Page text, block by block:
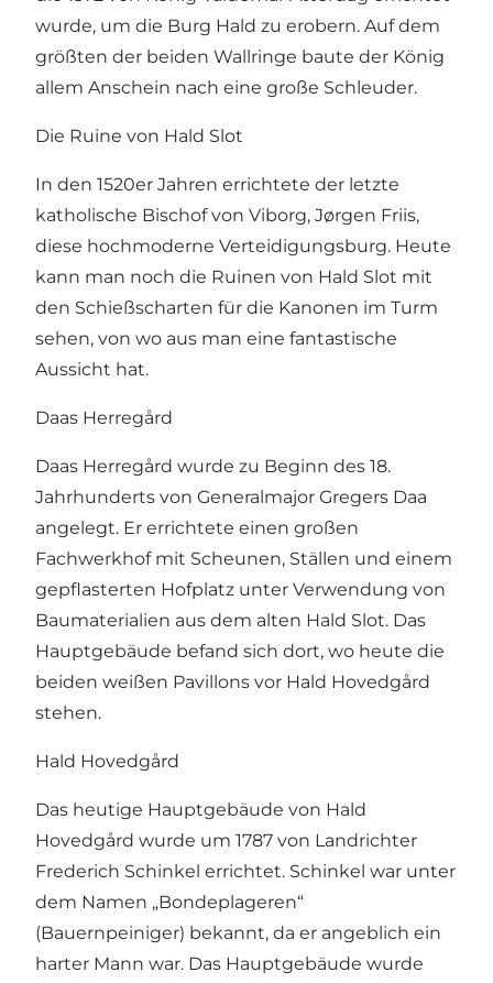
wurde, um die Burg Hald zu erobern. Auf dem
größten der beiden Wallringe baute der König
allem Anschein nach eine große Schleuder.
Die Ruine von Hald Slot
In den 1520er Jahren errichtete der letzte
katholische Bischof von Viborg, Jørgen Friis,
diese hochmoderne Verteidigungsburg. Heute
kann man noch die Ruinen von Hald Slot mit
den Schießscharten für die Kanonen im Turm
sehen, von wo aus man eine fantastische
Aussicht hat.
Daas Herregård
Daas Herregård wurde zu Beginn des 18.
Jahrhunderts von Generalmajor Gregers Daa
angelegt. Er errichtete einen großen
Fachwerkhof mit Scheunen, Ställen und einem
gepflasterten Hofplatz unter Verwendung von
Baumaterialien aus dem alten Hald Slot. Das
Hauptgebäude befand sich dort, wo heute die
beiden weißen Pavillons vor Hald Hovedgård
stehen.
Hald Hovedgård
Das heutige Hauptgebäude von Hald
Hovedgård wurde um 1787 von Landrichter
Frederich Schinkel errichtet. Schinkel war unter
dem Namen „Bondeplageren“
(Bauernpeiniger) bekannt, da er angeblich ein
harter Mann war. Das Hauptgebäude wurde